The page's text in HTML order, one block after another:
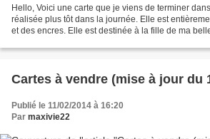
Hello, Voici une carte que je viens de terminer
réalisée plus tôt dans la journée. Elle est
et des encres. Elle est destinée à la fille de ma
Cartes à vendre (mise à jour du
Publié le 11/02/2014 à 16:20
Par maxivie22